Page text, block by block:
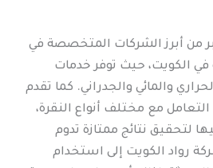
من أبرز الشركات المتخصصة في
في الكويت، حيث توفر خدمات
والمائي والجدراني. كما تقدم
مع مختلف أنواع النقرة،
لتحقيق نتائج ممتازة تدوم
رواد الكويت إلى استخدام